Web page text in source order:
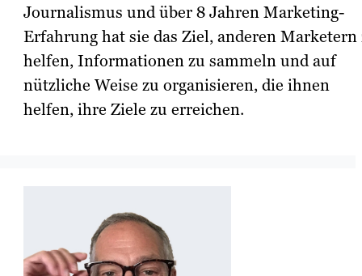
Journalismus und über 8 Jahren Marketing-
Erfahrung hat sie das Ziel, anderen Marketern
helfen, Informationen zu sammeln und auf
nützliche Weise zu organisieren, die ihnen
helfen, ihre Ziele zu erreichen.